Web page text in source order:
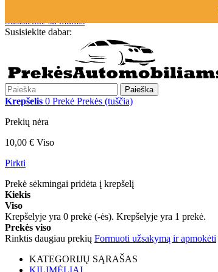
Susisiekite su mumis
Susisiekite dabar:
Paieška
Krepšelis 0 Prekė Prekės (tuščia)
Prekių nėra
10,00 € Viso
Pirkti
Prekė sėkmingai pridėta į krepšelį
Kiekis
Viso
Krepšelyje yra 0 prekė (-ės). Krepšelyje yra 1 prekė.
Prekės viso
Rinktis daugiau prekių Formuoti užsakymą ir apmokėti
KATEGORIJŲ SĄRAŠAS
KILIMĖLIAI